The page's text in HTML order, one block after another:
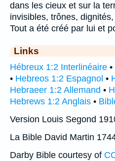
dans les cieux et sur la
invisibles, trônes,
Tout a été créé par lui et
Links
Hébreux 1:2 Interlinéaire •
• Hebreos 1:2 Espagnol •
Hebraeer 1:2 Allemand •
Hebrews 1:2 Anglais •
Version Louis Segond
La Bible David Martin
Darby Bible courtesy of